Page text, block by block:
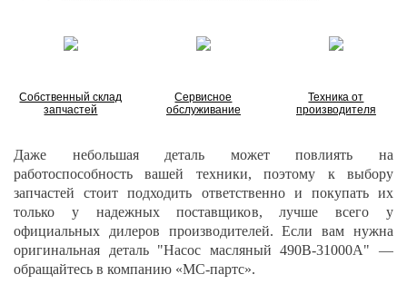
Собственный склад
запчастей
Сервисное
обслуживание
Техника от
производителя
Даже небольшая деталь может повлиять на
работоспособность вашей техники, поэтому к выбору
запчастей стоит подходить ответственно и покупать их
только у надежных поставщиков, лучше всего у
официальных дилеров производителей. Если вам нужна
оригинальная деталь "Насос масляный 490B-31000A" —
обращайтесь в компанию «МС-партс».